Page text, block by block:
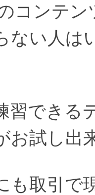
コンテ
ない人は
習できる
お試し出
も取引で